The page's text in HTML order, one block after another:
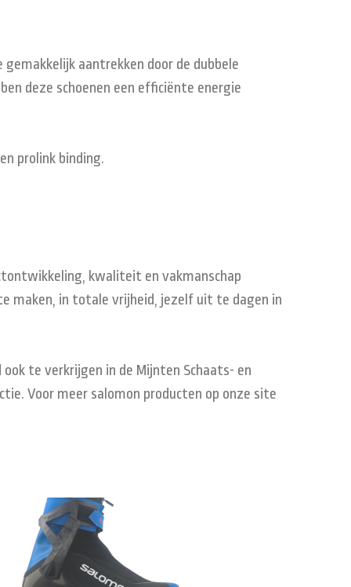
aantrekken door de dubbele
deze schoenen een efficiënte energie
prolink binding.
kwaliteit en vakmanschap
maken, in totale vrijheid, jezelf uit te dagen in
te verkrijgen in de Mijnten Schaats- en
Voor meer salomon producten op onze site